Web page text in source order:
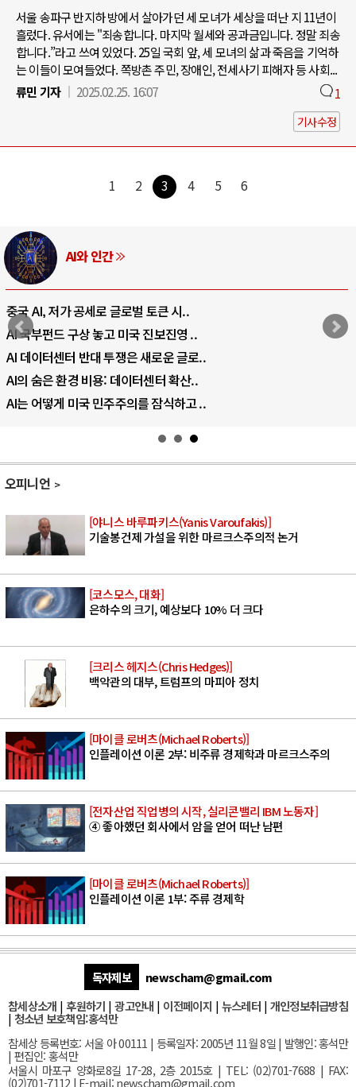
서울 송파구 반지하 방에서 살아가던 세 모녀가 세상을 떠난 지 11년이
흘렀다. 유서에는 "죄송합니다. 마지막 월세와 공과금입니다. 정말 죄송
합니다.”라고 쓰여 있었다. 25일 국회 앞, 세 모녀의 삶과 죽음을 기억하
는 이들이 모여들었다. 쪽방촌 주민, 장애인, 전세사기 피해자 등 사회...
류민 기자
2025.02.25. 16:07 1
기사수정
1 2 3 4 5 6
AI와 인간
중국 AI, 저가 공세로 글로벌 토큰 시..
AI 국부펀드 구상 놓고 미국 진보진영 ..
AI 데이터센터 반대 투쟁은 새로운 글로..
AI의 숨은 환경 비용: 데이터센터 확산..
AI는 어떻게 미국 민주주의를 잠식하고 ..
오피니언
[야니스 바루파키스(Yanis Varoufakis)]
기술봉건제 가설을 위한 마르크스주의적 논거
[코스모스, 대화]
은하수의 크기, 예상보다 10% 더 크다
[크리스 헤지스(Chris Hedges)]
백악관의 대부, 트럼프의 마피아 정치
[마이클 로버츠(Michael Roberts)]
인플레이션 이론 2부: 비주류 경제학과 마르크스주의
[전자산업 직업병의 시작, 실리콘밸리 IBM 노동자]
④ 좋아했던 회사에서 암을 얻어 떠난 남편
[마이클 로버츠(Michael Roberts)]
인플레이션 이론 1부: 주류 경제학
독자제보
newscham@gmail.com
참세상소개 | 후원하기 |광고안내 | 이전페이지 | 뉴스레터| 개인정보취급방침
| 청소년 보호책임:홍석만
참세상 등록번호: 서울 아 00111 | 등록일자: 2005년 11월 8일 | 발행인: 홍석만
| 편집인: 홍석만
서울시 마포구 양화로8길 17-28, 2층 2015호| TEL: (02)701-7688 | FAX:
(02)701-7112 | E-mail:newscham@gmail.com